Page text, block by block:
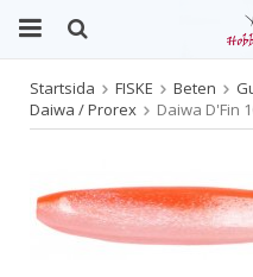
Produkten har
Startsida FISKE Beten
Daiwa / Prorex
Daiwa D'Fin